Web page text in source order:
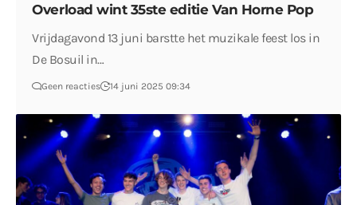
Overload wint 35ste editie Van Horne Pop
Vrijdagavond 13 juni barstte het muzikale feest los in
De Bosuil in…
Geen reacties 14 juni 2025 09:34